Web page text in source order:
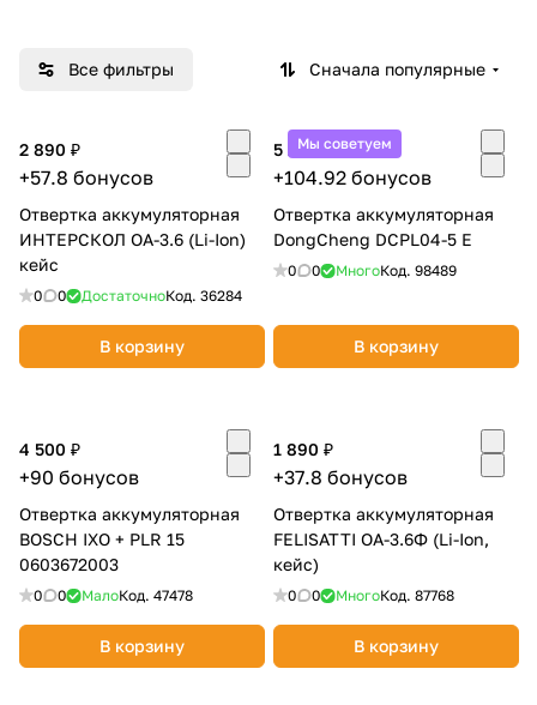
Все фильтры Сначала популярные
2 890 ₽
+57.8 бонусов
Отвертка аккумуляторная
ИНТЕРСКОЛ ОА-3.6 (Li-Ion)
кейс
0 0 ДостаточноКод. 36284
В корзину
Мы советуем
5 246 ₽
+104.92 бонусов
Отвертка аккумуляторная
DongCheng DCPL04-5 E
0 0 МногоКод. 98489
В корзину
4 500 ₽
+90 бонусов
Отвертка аккумуляторная
BOSCH IXO + PLR 15
0603672003
0 0 МалоКод. 47478
В корзину
1 890 ₽
+37.8 бонусов
Отвертка аккумуляторная
FELISATTI ОА-3.6Ф (Li-Ion,
кейс)
0 0 МногоКод. 87768
В корзину
Добавляйте товары
в корзину
Оплачивайте сегодня только
% картой любого банка
Получайте товар
75 % будут
списываться
с вашей карты
по25%каждые 2 недели
Подробнее
об оплате Плайтом